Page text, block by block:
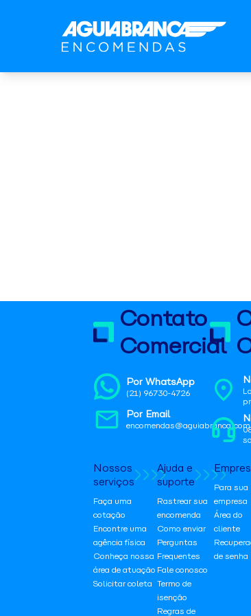
Contato
Comercial
Por WhatsApp
(21) 96730-4726
Por Email
Nossos
serviços
Faça uma
cotação
Encontre uma
agência física
Conheça nossa
área de atuação
Solicitar coleta
Ajuda e
suporte
Rastrear sua
encomenda
Como enviar
Perguntas
Frequentes
Fale conosco
Termo de
isenção
Regras de
Para sua
empresa
Área do
cliente
de senha